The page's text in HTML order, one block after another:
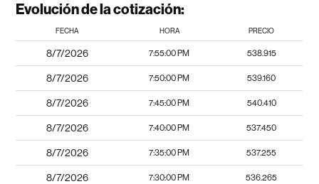
Evolución de la cotización:
FECHA HORA PRECIO
8/7/2026 7:55:00 PM 538.915
8/7/2026 7:50:00 PM 539.160
8/7/2026 7:45:00 PM 540.410
8/7/2026 7:40:00 PM 537.450
8/7/2026 7:35:00 PM 537.255
8/7/2026 7:30:00 PM 536.265